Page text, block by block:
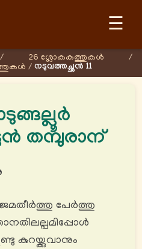
☰
/ 26 ശ്ലോകകത്തുകള്‍
/
/ നടുവത്തച്ഛൻ 11
തമ്പുരാന്
പേർത്തു
കുറയ്ക്കുവാനും